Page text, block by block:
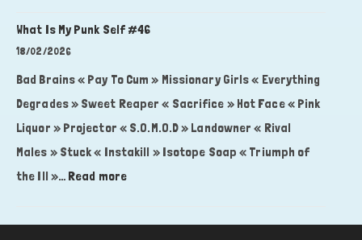
Self
#47
What Is My Punk Self #46
18/02/2026
Bad Brains « Pay To Cum » Missionary Girls « Everything
Degrades » Sweet Reaper « Sacrifice » Hot Face « Pink
Liquor » Projector « S.O.M.O.D » Landowner « Rival
Males » Stuck « Instakill » Isotope Soap « Triumph of
the Ill »… Read more: